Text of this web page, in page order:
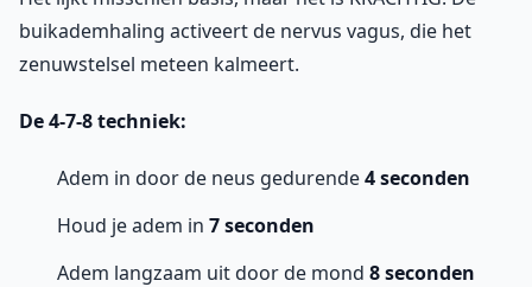
buikademhaling activeert de nervus vagus, die het
zenuwstelsel meteen kalmeert.
De 4-7-8 techniek:
Adem in door de neus gedurende4 seconden
Houd je adem in 7 seconden
Adem langzaam uit door de mond 8 seconden